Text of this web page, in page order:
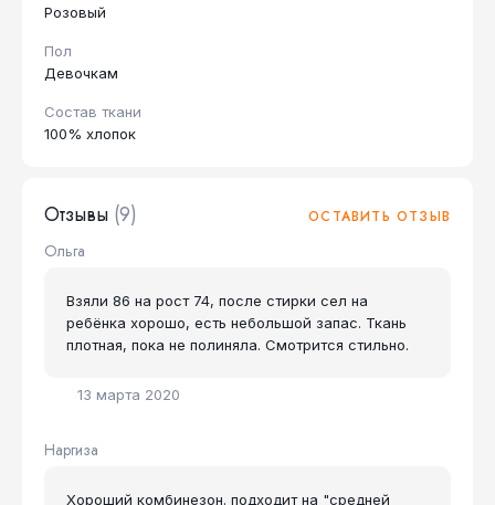
Розовый
Пол
Девочкам
Состав ткани
100% хлопок
Отзывы (9) ОСТАВИТЬ ОТЗЫВ
Ольга
13 марта 2020
Взяли 86 на рост 74, после стирки сел на
ребёнка хорошо, есть небольшой запас. Ткань
плотная, пока не полиняла. Смотрится стильно.
Наргиза
Хороший комбинезон. подходит на "средней